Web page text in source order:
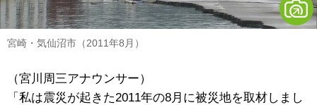
宮崎・気仙沼市（2011年8月）
（宮川周三アナウンサー）
「私は震災が起きた2011年の8月に被災地を取材しまし